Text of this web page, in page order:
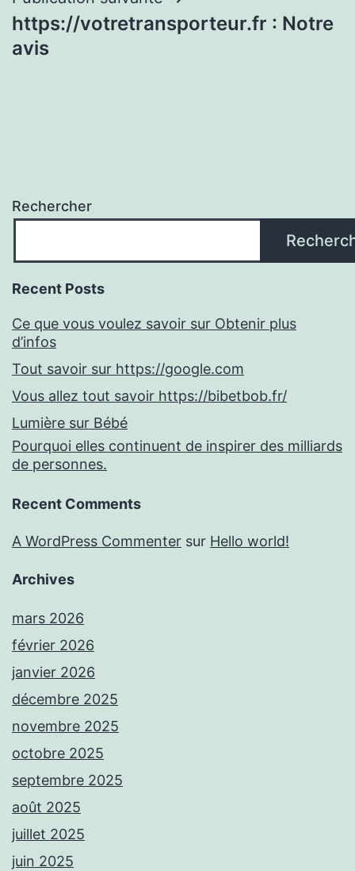
https://votretransporteur.fr : Notre
avis
Rechercher
Recent Posts
Ce que vous voulez savoir sur Obtenir plus
d’infos
Tout savoir sur https://google.com
Vous allez tout savoir https://bibetbob.fr/
Lumière sur Bébé
Pourquoi elles continuent de inspirer des milliards
de personnes.
Recent Comments
A WordPress Commenter sur Hello world!
Archives
mars 2026
février 2026
janvier 2026
décembre 2025
novembre 2025
octobre 2025
septembre 2025
août 2025
juillet 2025
juin 2025